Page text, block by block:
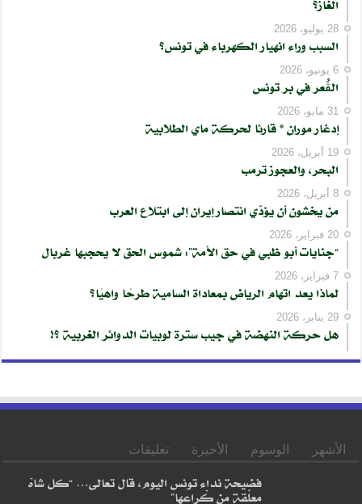
الغاز؟
28 يوليو، 2026
السبب وراء انهيار الكهرباء في تونس؟
6 يونيو، 2026
الڨُعر في بر تونس
31 مايو، 2026
إدغار موران * قارئا لحركة ماي الطلابية
19 أبريل، 2026
البحر، والعجوز ترمب
8 أبريل، 2026
من يخشون أن يؤدّي انتصار إيران إلى ابتلاع العرب
20 فبراير، 2026
“جنايات أبو ظبي في حق الأمة”: شموس الحق لا يحجبها غربال
7 فبراير، 2026
لماذا يعد اتهام الرياض بمعاداة السامية طرحًا واهيًا؟
29 يناير، 2026
هل حركة النهضة في جيب سترة لوبيات الدوائر الغربية ؟!
الأشهر الوسوم الأخيرة تعليقات
فضيحة نداء تونس اليوم، قال تعالى… “كل شاهْ
معلّقة من كْراعها”